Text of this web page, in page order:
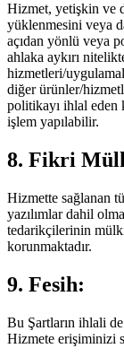
Hizmet, yetişkin ve
yüklenmesini veya
açıdan yönlü veya
ahlaka aykırı
hizmetleri/
diğer ürünler/
politikayı ihlal eden
işlem yapılabilir.
8. Fikri
Hizmette sağlanan
yazılımlar dahil
tedarikçilerinin
korunmaktadır.
9. Fesih:
Bu Şartların ihlali
Hizmete erişiminizi